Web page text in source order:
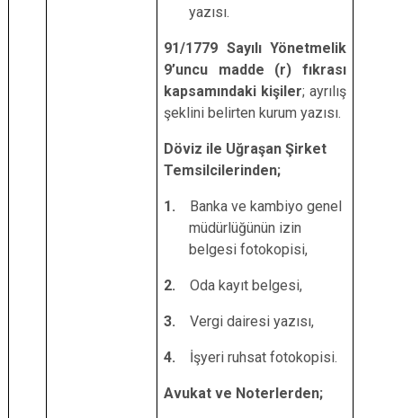
yazısı.
91/1779 Sayılı Yönetmelik
9’uncu madde (r) fıkrası
kapsamındaki kişiler; ayrılış
şeklini belirten kurum yazısı.
Döviz ile Uğraşan Şirket
Temsilcilerinden;
1. Banka ve kambiyo genel
müdürlüğünün izin
belgesi fotokopisi,
2. Oda kayıt belgesi,
3. Vergi dairesi yazısı,
4. İşyeri ruhsat fotokopisi.
Avukat ve Noterlerden;